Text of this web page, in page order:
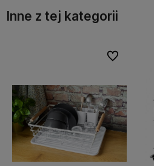
Inne z tej kategorii
Do ulubionych
Do ulubionych